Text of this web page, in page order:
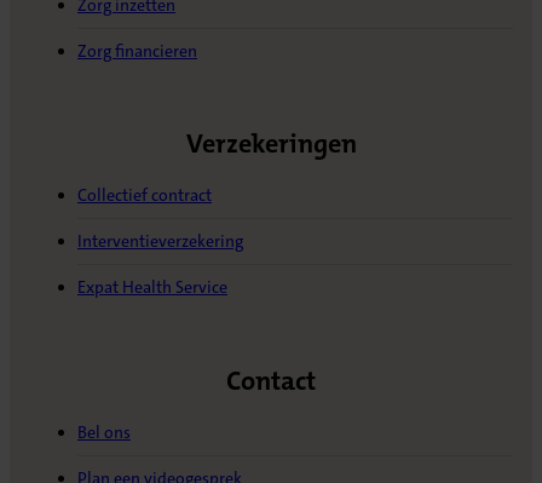
Zorg inzetten
Zorg financieren
Verzekeringen
Collectief contract
Interventieverzekering
Expat Health Service
Contact
Bel ons
Plan een videogesprek